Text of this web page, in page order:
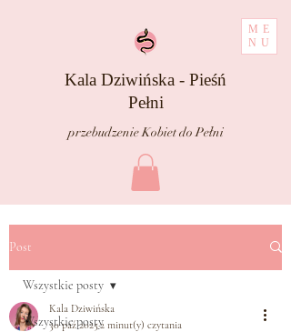
ME
NU
Kala Dziwińska - Pieśń
Pełni
przebudzenie Kobiet do Pełni
Post
Wszystkie posty
Wszystkie posty
Kala Dziwińska
30 paź 2025 2 minut(y) czytania